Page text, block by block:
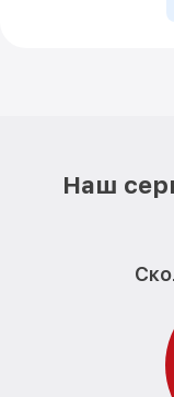
Наш